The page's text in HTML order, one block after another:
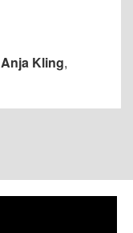
Anja Kling,